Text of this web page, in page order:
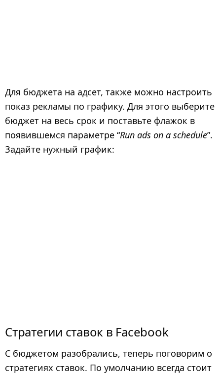
Для бюджета на адсет, также можно настроить
показ рекламы по графику. Для этого выберите
бюджет на весь срок и поставьте флажок в
появившемся параметре “Run ads on a schedule”.
Задайте нужный график:
Стратегии ставок в Facebook
С бюджетом разобрались, теперь поговорим о
стратегиях ставок. По умолчанию всегда стоит